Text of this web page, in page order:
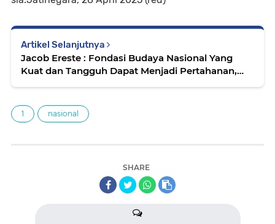
Artikel Selanjutnya
Jacob Ereste : Fondasi Budaya Nasional Yang
Kuat dan Tangguh Dapat Menjadi Pertahanan,
1 nasional
SHARE